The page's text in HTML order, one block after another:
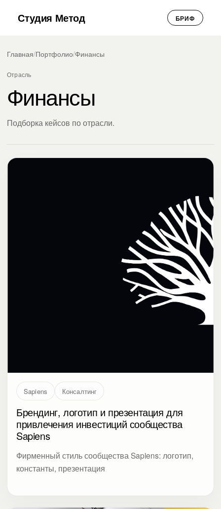
Студия Метод БРИФ
Главная/Портфолио/Финансы
Отрасль
Финансы
Подборка кейсов по отрасли.
Sapiens Консалтинг
Брендинг, логотип и презентация для
привлечения инвестиций сообщества
Sapiens
Фирменный стиль сообщества Sapiens: логотип,
константы, презентация